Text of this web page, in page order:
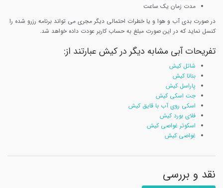
مدت زمان یک ساعت
در صورت بدی آب و هوا و یا خطرات احتمالی دیگر مجری می تواند برنامه رزرو شده را
کنسل نماید که در این صورت مبلغ به حساب کاربر عودت داده خواهد شد.
تفریحات آبی مشابه دیگر در کیش عبارتند از:
شاتل کیش
بنانا کیش
پاراسل کیش
جت اسکی کیش
اسکی روی آب با قایق کیش
فلای بورد کیش
اسکوتر غواصی کیش
غواصی کیش
نقد و بررسی